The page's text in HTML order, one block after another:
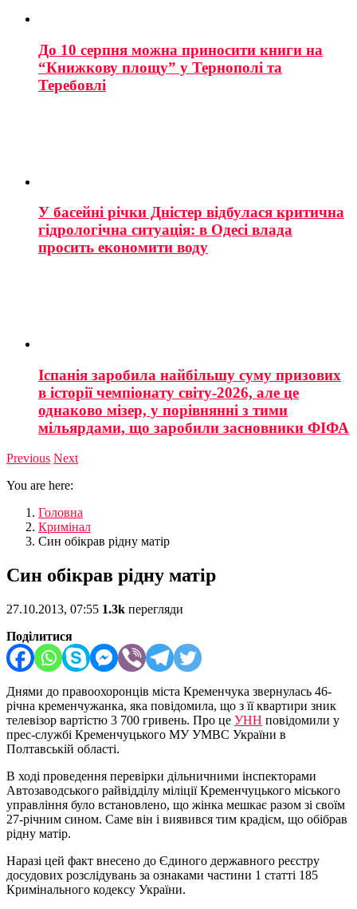
До 10 серпня можна приносити книги на
“Книжкову площу” у Тернополі та
Теребовлі
У басейні річки Дністер відбулася критична
гідрологічна ситуація: в Одесі влада
просить економити воду
Іспанія заробила найбільшу суму призових
в історії чемпіонату світу-2026, але це
однаково мізер, у порівнянні з тими
мільярдами, що заробили засновники ФІФА
Previous Next
You are here:
Головна
Кримінал
Син обікрав рідну матір
Син обікрав рідну матір
27.10.2013, 07:55 1.3k перегляди
Поділитися
Днями до правоохоронців міста Кременчука звернулась 46-
річна кременчужанка, яка повідомила, що з її квартири зник
телевізор вартістю 3 700 гривень. Про це УНН повідомили у
прес-службі Кременчуцького МУ УМВС України в
Полтавській області.
В ході проведення перевірки дільничними інспекторами
Автозаводського райвідділу міліції Кременчуцького міського
управління було встановлено, що жінка мешкає разом зі своїм
27-річним сином. Саме він і виявився тим крадієм, що обібрав
рідну матір.
Наразі цей факт внесено до Єдиного державного реєстру
досудових розслідувань за ознаками частини 1 статті 185
Кримінального кодексу України.